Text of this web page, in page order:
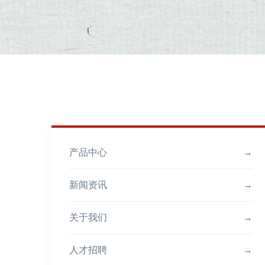
产品中心 →
新闻资讯 →
关于我们 →
人才招聘 →